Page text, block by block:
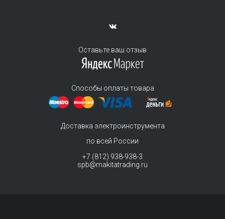
Оставьте ваш отзыв
Способы оплаты товара
Доставка электроинструмента
по всей России
+7 (812) 938-938-3
spb@makitatrading.ru